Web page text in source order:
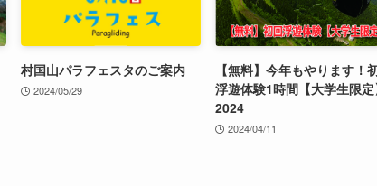
村国山パラフェスタのご案内
2024/05/29
【無料】今年もやります！
浮遊体験1時間【大学生限
2024
2024/04/11